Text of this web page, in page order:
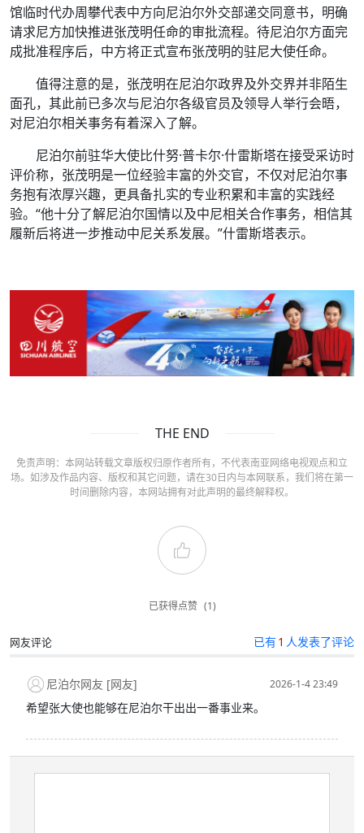
馆临时代办周攀代表中方向尼泊尔外交部递交同意书，明确
请求尼方加快推进张茂明任命的审批流程。待尼泊尔方面完
成批准程序后，中方将正式宣布张茂明的驻尼大使任命。
值得注意的是，张茂明在尼泊尔政界及外交界并非陌生
面孔，其此前已多次与尼泊尔各级官员及领导人举行会晤，
对尼泊尔相关事务有着深入了解。
尼泊尔前驻华大使比什努·普卡尔·什雷斯塔在接受采访时
评价称，张茂明是一位经验丰富的外交官，不仅对尼泊尔事
务抱有浓厚兴趣，更具备扎实的专业积累和丰富的实践经
验。“他十分了解尼泊尔国情以及中尼相关合作事务，相信其
履新后将进一步推动中尼关系发展。”什雷斯塔表示。
THE END
免责声明：本网站转载文章版权归原作者所有，不代表南亚网络电视观点和立
场。如涉及作品内容、版权和其它问题，请在30日内与本网联系，我们将在第一
时间删除内容，本网站拥有对此声明的最终解释权。
已获得点赞 (1)
网友评论 已有1 人发表了评论
尼泊尔网友 [网友] 2026-1-4 23:49
希望张大使也能够在尼泊尔干出出一番事业来。